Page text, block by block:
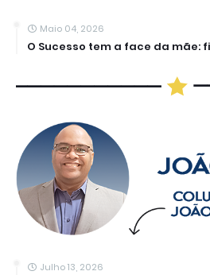
Maio 04, 2026
O Sucesso tem a face da mãe:
Julho 13, 2026